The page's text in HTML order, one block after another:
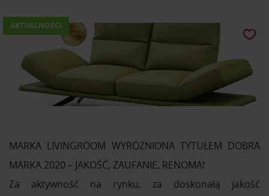
AKTUALNOŚCI
MARKA LIVINGROOM WYRÓŻNIONA TYTUŁEM DOBRA
MARKA 2020 – JAKOŚĆ, ZAUFANIE, RENOMA!
Za aktywność na rynku, za doskonałą jakość